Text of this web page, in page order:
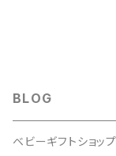
BLOG
ベビーギフトショッ